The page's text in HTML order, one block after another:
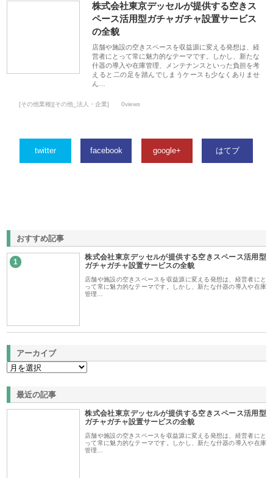
株式会社東京デッセルが提供する空きス
ペース活用型ガチャガチャ設置サービス
の全貌
店舗や施設の空きスペースを収益源に変える発想は、経
営者にとって常に魅力的なテーマです。しかし、新たな
什器の導入や在庫管理、メンテナンスといった負担を考
えると二の足を踏んでしまうケースも少なくありませ
ん…
[その他業種][その他_法人・企業] 0views
twitter facebook google+ はてブ
おすすめ記事
1
株式会社東京デッセルが提供する空きスペース活用型
ガチャガチャ設置サービスの全貌
店舗や施設の空きスペースを収益源に変える発想は、経営者にと
って常に魅力的なテーマです。しかし、新たな什器の導入や在庫
管理…
アーカイブ
最近の記事
株式会社東京デッセルが提供する空きスペース活用型
ガチャガチャ設置サービスの全貌
店舗や施設の空きスペースを収益源に変える発想は、経営者にと
って常に魅力的なテーマです。しかし、新たな什器の導入や在庫
管理…